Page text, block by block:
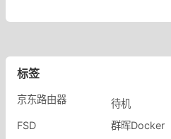
标签
京东路由器 待机
FSD
群晖Docker